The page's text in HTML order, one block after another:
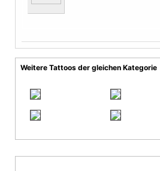
Weitere Tattoos der gleichen Kategorie